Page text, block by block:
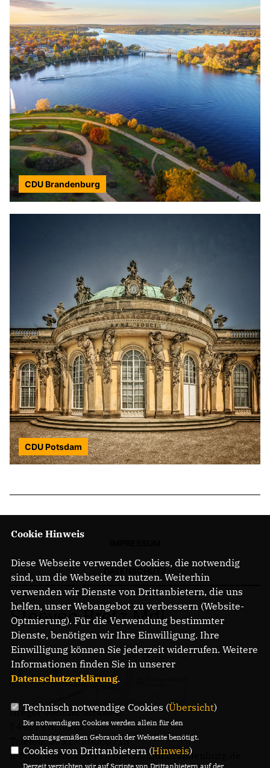
CDU Brandenburg
CDU Potsdam
Steeven Bretz MdL
Gregor-Mendel-Straße 3
14469 Potsdam
Telefon: 0331 - 20085713
E-Mail: buero.steeven.bretz@mdl.brandenburg.de
Cookie Hinweis
Diese Webseite verwendet Cookies, die notwendig
sind, um die Webseite zu nutzen. Weiterhin
verwenden wir Dienste von Drittanbietern, die uns
helfen, unser Webangebot zu verbessern (Website-
Optmierung). Für die Verwendung bestimmter
Dienste, benötigen wir Ihre Einwilligung. Ihre
Einwilligung können Sie jederzeit widerrufen. Weitere
Informationen finden Sie in unserer
Datenschutzerklärung.
Technisch notwendige Cookies (Übersicht)
Die notwendigen Cookies werden allein für den
ordnungsgemäßen Gebrauch der Webseite benötigt.
Cookies von Drittanbietern (Hinweis)
Derzeit verzichten wir auf Scripte von Drittanbietern auf der